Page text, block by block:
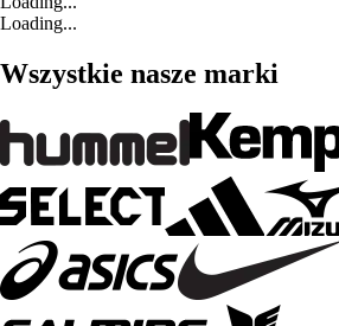
Loading...
Wszystkie nasze marki